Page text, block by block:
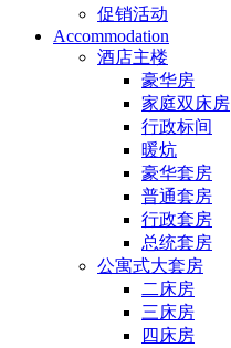
促销活动
Accommodation
酒店主楼
豪华房
家庭双床房
行政标间
暖炕
豪华套房
普通套房
行政套房
总统套房
公寓式大套房
二床房
三床房
四床房